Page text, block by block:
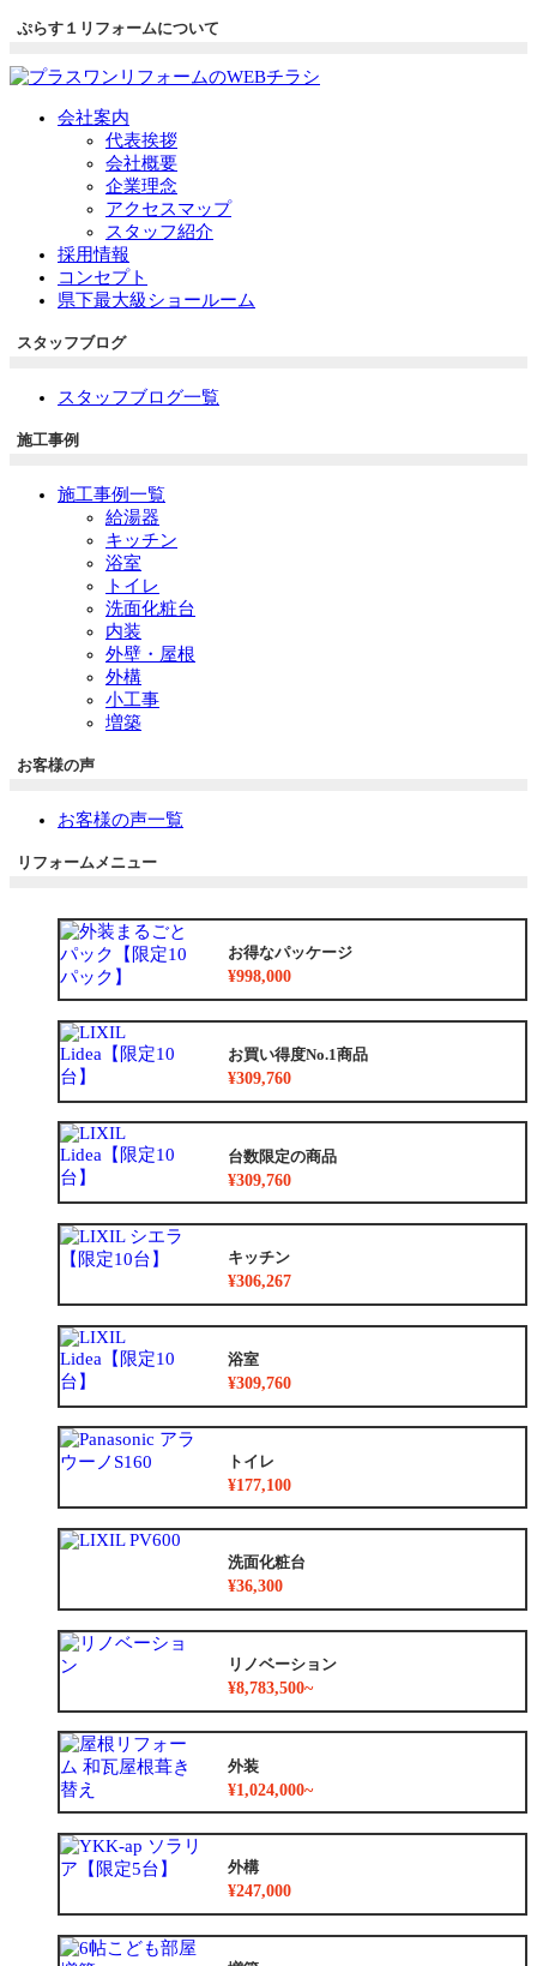
ぷらす１リフォームについて
会社案内
代表挨拶
会社概要
企業理念
アクセスマップ
スタッフ紹介
採用情報
コンセプト
県下最大級ショールーム
スタッフブログ
スタッフブログ一覧
施工事例
施工事例一覧
給湯器
キッチン
浴室
トイレ
洗面化粧台
内装
外壁・屋根
外構
小工事
増築
お客様の声
お客様の声一覧
リフォームメニュー
お得なパッケージ
¥998,000
お買い得度No.1商品
¥309,760
台数限定の商品
¥309,760
キッチン
¥306,267
浴室
¥309,760
トイレ
¥177,100
洗面化粧台
¥36,300
リノベーション
¥8,783,500~
外装
¥1,024,000~
外構
¥247,000